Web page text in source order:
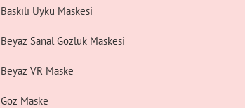
Baskılı Uyku Maskesi
Beyaz Sanal Gözlük Maskesi
Beyaz VR Maske
Göz Maske